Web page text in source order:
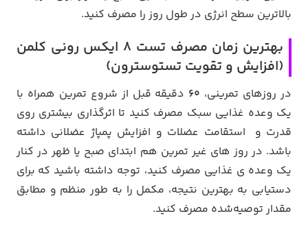
بالاترین سطح انرژی در طول روز را مصرف کنید.
بهترین زمان مصرف تست 8 ایکس رونی کلمن
(افزایش و تقویت تستوسترون)
در روزهای تمرینی، 60 دقیقه قبل از شروع تمرین همراه با
یک وعده غذایی سبک مصرف کنید تا اثرگذاری بیشتری روی
قدرت و استقامت عضلات و افزایش پمپاژ عضلانی داشته
باشد. در روز های غیر تمرین هم ابتدای صبح یا ظهر در کنار
یک وعده ی غذایی مصرف کنید، توجه داشته باشید که برای
دستیابی به بهترین نتیجه، مکمل را به طور منظم و مطابق
مقدار توصیه‌شده مصرف کنید.